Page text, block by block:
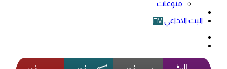
منوعات
البث الاذاعي FM